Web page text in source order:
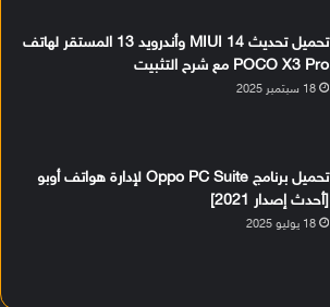
تحميل تحديث MIUI 14 وأندرويد 13 المستقر لهاتف
POCO X3 Pro مع شرح التثبيت
18 سبتمبر 2025
تحميل برنامج Oppo PC Suite لإدارة هواتف أوبو
[أحدث إصدار 2021]
18 يوليو 2025